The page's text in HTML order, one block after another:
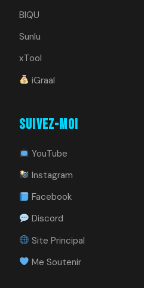
BIQU
Sunlu
xTool
iGraal
Suivez-moi
YouTube
Instagram
Facebook
Discord
Site Principal
Me Soutenir